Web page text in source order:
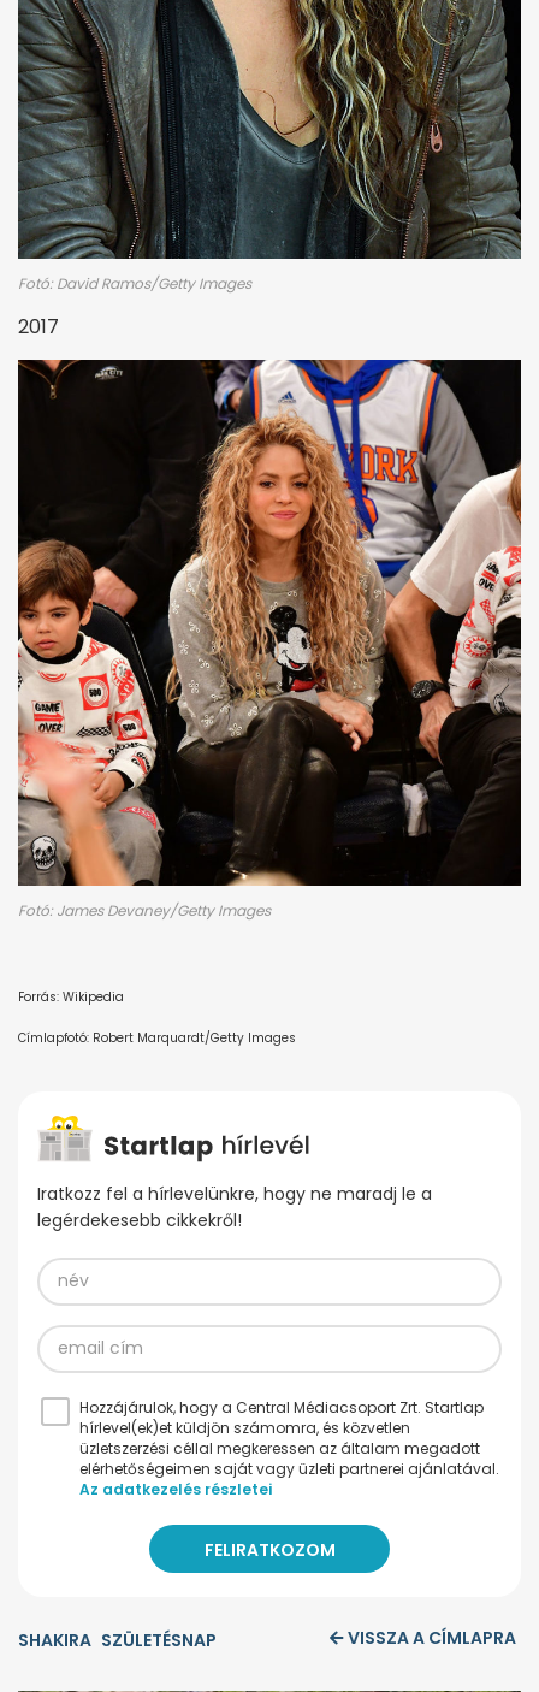
Fotó: David Ramos/Getty Images
2017
Fotó: James Devaney/Getty Images
Forrás: Wikipedia
Címlapfotó: Robert Marquardt/Getty Images
Iratkozz fel a hírlevelünkre, hogy ne maradj le a
legérdekesebb cikkekről!
Hozzájárulok, hogy a Central Médiacsoport Zrt. Startlap
hírlevel(ek)et küldjön számomra, és közvetlen
üzletszerzési céllal megkeressen az általam megadott
elérhetőségeimen saját vagy üzleti partnerei ajánlatával.
Az adatkezelés részletei
SHAKIRA SZÜLETÉSNAP VISSZA A CÍMLAPRA